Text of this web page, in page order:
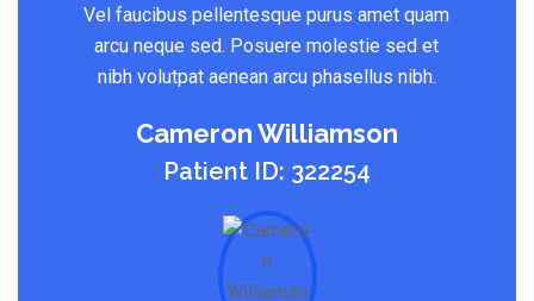
Vel faucibus pellentesque purus amet quam
arcu neque sed. Posuere molestie sed et
nibh volutpat aenean arcu phasellus nibh.
Cameron Williamson
Patient ID: 322254